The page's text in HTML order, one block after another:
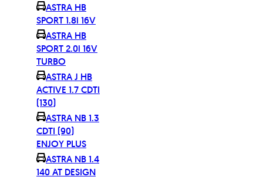
ASTRA HB
SPORT 1.8i 16V
ASTRA HB
SPORT 2.0i 16V
TURBO
ASTRA J HB
ACTIVE 1.7 CDTI
(130)
ASTRA NB 1.3
CDTI (90)
ENJOY PLUS
ASTRA NB 1.4
140 AT DESIGN